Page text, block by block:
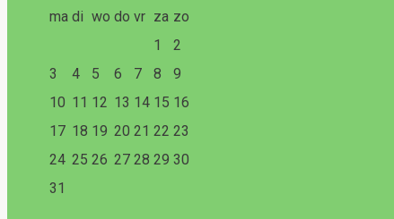
ma di wo do vr za zo
1
2
3
4 5 6 7 8
9
10 11 12 13 14 15 16
17 18 19 20 21 22 23
24 25 26 27 28 29 30
31